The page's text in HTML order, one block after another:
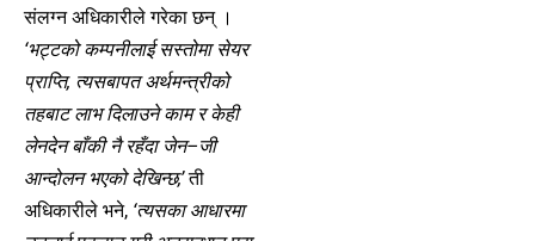
संलग्न अधिकारीले गरेका छन् ।
‘भट्टको कम्पनीलाई सस्तोमा सेयर
प्राप्ति, त्यसबापत अर्थमन्त्रीको
तहबाट लाभ दिलाउने काम र केही
लेनदेन बाँकी नै रहँदा जेन–जी
आन्दोलन भएको देखिन्छ,’ती
अधिकारीले भने, ‘त्यसका आधारमा